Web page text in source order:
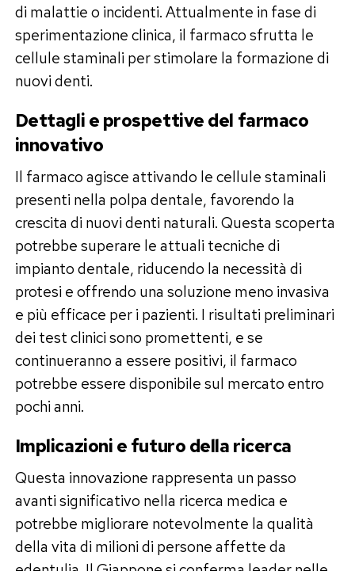
di malattie o incidenti. Attualmente in fase di
sperimentazione clinica, il farmaco sfrutta le
cellule staminali per stimolare la formazione di
nuovi denti.
Dettagli e prospettive del farmaco
innovativo
Il farmaco agisce attivando le cellule staminali
presenti nella polpa dentale, favorendo la
crescita di nuovi denti naturali. Questa scoperta
potrebbe superare le attuali tecniche di
impianto dentale, riducendo la necessità di
protesi e offrendo una soluzione meno invasiva
e più efficace per i pazienti. I risultati preliminari
dei test clinici sono promettenti, e se
continueranno a essere positivi, il farmaco
potrebbe essere disponibile sul mercato entro
pochi anni.
Implicazioni e futuro della ricerca
Questa innovazione rappresenta un passo
avanti significativo nella ricerca medica e
potrebbe migliorare notevolmente la qualità
della vita di milioni di persone affette da